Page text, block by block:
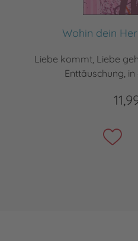
Wohin dein
Liebe kommt, Liebe
Enttäuschung,